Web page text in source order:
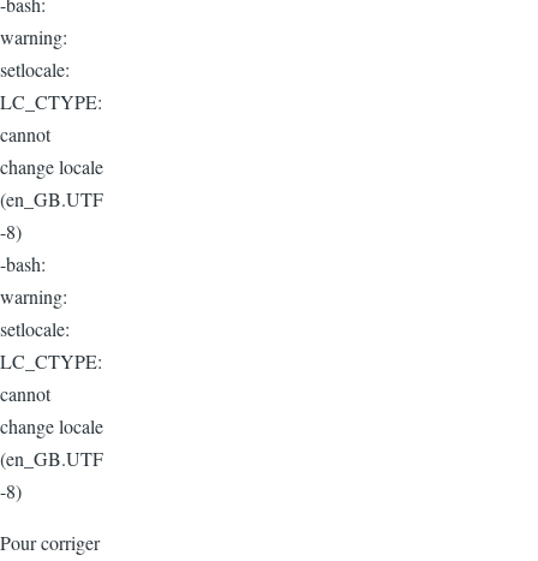
warning:
setlocale:
LC_CTYPE:
cannot
change locale
(en_GB.UTF
-8)
-bash:
warning:
setlocale:
LC_CTYPE:
cannot
change locale
(en_GB.UTF
-8)
Pour corriger